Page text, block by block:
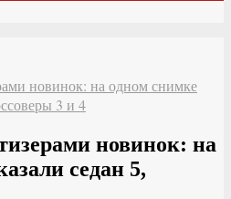
новинок: на одном снимке
3 и 4
новинок: на
седан 5,